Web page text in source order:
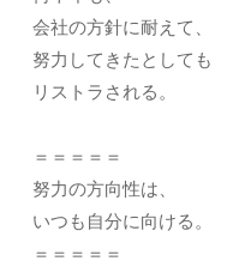
会社の方針に耐えて、
努力してきたとしても
リストラされる。
＝＝＝＝＝
努力の方向性は、
いつも自分に向ける。
＝＝＝＝＝